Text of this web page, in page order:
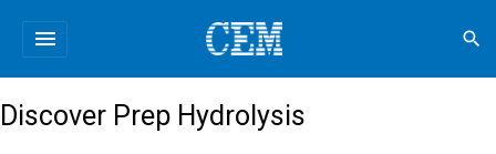
menu search
Discover Prep Hydrolysis